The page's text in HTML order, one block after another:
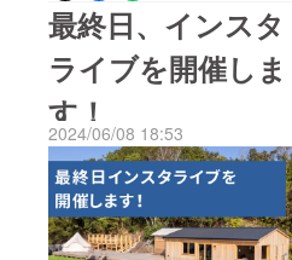
150万円を超えるご支援をい
ただいております！ネクス
トゴールとして掲げていた
『150万円』を達成すること
ができました！！本当にあ
りがとうございます！！う
みらぼ2棟目のクラウドファ
ンディングは、今日、6月9
最終日、インスタ
ライブを開催しま
す！
2024/06/08 18:53